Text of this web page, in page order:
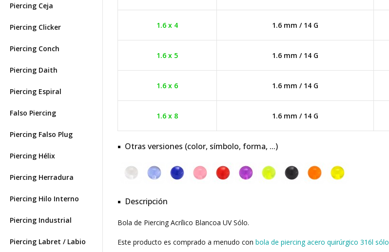
Piercing Ceja
Piercing Clicker
Piercing Conch
Piercing Daith
Piercing Espiral
Falso Piercing
Piercing Falso Plug
Piercing Hélix
Piercing Herradura
Piercing Hilo Interno
Piercing Industrial
Piercing Labret / Labio
1.6 x 4 1.6 mm / 14 G
1.6 x 5 1.6 mm / 14 G
1.6 x 6 1.6 mm / 14 G
1.6 x 8 1.6 mm / 14 G
Otras versiones (color, símbolo, forma, ...)
Descripción
Bola de Piercing Acrílico Blancoa UV Sólo.
Este producto es comprado a menudo con bola de piercing acero quirúrgico 316l sólo